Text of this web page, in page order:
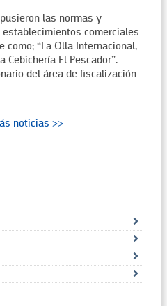
las normas y
comerciales
como; “La Olla Internacional,
Cebichería El Pescador”.
del área de fiscalización
noticias >>